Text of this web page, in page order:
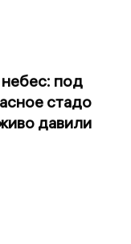
под
стадо
давили